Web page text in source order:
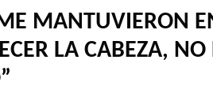
MANTUVIERON
LA CABEZA,